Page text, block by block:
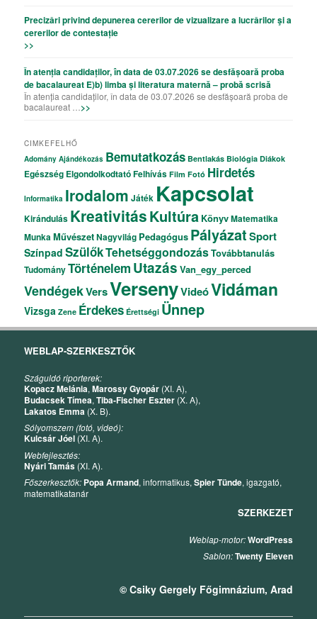
Precizǎri privind depunerea cererilor de vizualizare a lucrǎrilor şi a
cererilor de contestație
>>
În atenția candidaților, în data de 03.07.2026 se desfășoară proba
de bacalaureat E)b) limba și literatura maternă – probă scrisă
În atenția candidaților, în data de 03.07.2026 se desfășoară proba de
bacalaureat … >>
CIMKEFELHŐ
Adomány Ajándékozás Bemutatkozás Bentlakás Biológia Diákok
Egészség ElgondolkodtatóFelhívás Film Fotó Hirdetés
Informatika Irodalom Játék Kapcsolat
Kirándulás KreativitásKultúra KönyvMatematika
MunkaMűvészetNagyvilág Pedagógus PályázatSport
Színpad SzülőkTehetséggondozásTovábbtanulás
TudományTörténelem Utazás Van_egy_perced
VendégekVersVersenyVideóVidáman
Vizsga Zene Érdekes Érettségi Ünnep
WEBLAP-SZERKESZTŐK
Száguldó riporterek:
Kopacz Melánia,Marossy Gyopár (XI. A),
Budacsek Tímea,Tiba-Fischer Eszter (X. A),
Lakatos Emma (X. B).
Sólyomszem (fotó, videó):
Kulcsár Jóel (XI. A).
Webfejlesztés:
Nyári Tamás (XI. A).
Főszerkesztők: Popa Armand, informatikus,Spier Tünde, igazgató,
matematikatanár
SZERKEZET
Weblap-motor:WordPress
Sablon:Twenty Eleven
© Csiky Gergely Főgimnázium, Arad